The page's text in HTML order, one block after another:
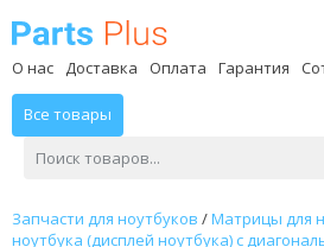
О нас Доставка Оплата Гарантия
Все товары
Запчасти для ноутбуков /Матрицы для
ноутбука (дисплей ноутбука) с